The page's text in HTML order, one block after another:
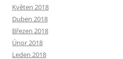
Květen 2018
Duben 2018
Březen 2018
Únor 2018
Leden 2018